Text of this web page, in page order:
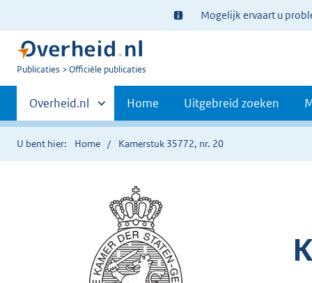
Ter
informatie:
Mogelijk ervaart u
U
Publicaties Officiële publicaties
Primaire
navigatie
Andere
sites
binnen
Overheid.nl Home Uitgebreid zoeken
U bent hier: Home Kamerstuk 35772, nr. 20